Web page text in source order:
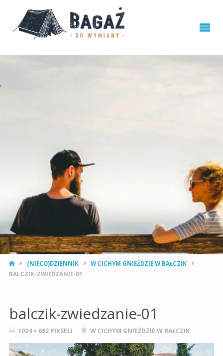
STRONA
GŁÓWNA
(NIECO)DZIENNIK
W CICHYM GNIEŹDZIE W BAŁCZIK
BALCZIK-ZWIEDZANIE-01
balczik-zwiedzanie-01
PEŁNY
ROZMIAR
1024 × 682 PIKSELI W CICHYM GNIEŹDZIE W BAŁCZIK